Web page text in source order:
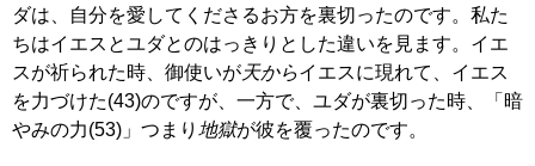
ダは、自分を愛してくださるお方を裏切ったのです。私た
ちはイエスとユダとのはっきりとした違いを見ます。イエ
スが祈られた時、御使いが天からイエスに現れて、イエス
を力づけた(43)のですが、一方で、ユダが裏切った時、「暗
やみの力(53)」つまり 地獄が彼を覆ったのです。